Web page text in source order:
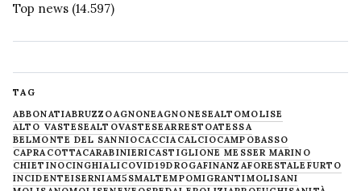
Top news (14.597)
TAG
ABBONATIABRUZZOAGNONEAGNONESEALTOMOLISE
ALTO VASTESEALTOVASTESEARRESTOATESSA
BELMONTE DEL SANNIOCACCIACALCIOCAMPOBASSO
CAPRACOTTACARABINIERICASTIGLIONE MESSER MARINO
CHIETINOCINGHIALICOVID19DROGAFINANZAFORESTALE FURTO
INCIDENTEISERNIAM5SMALTEMPOMIGRANTIMOLISANI